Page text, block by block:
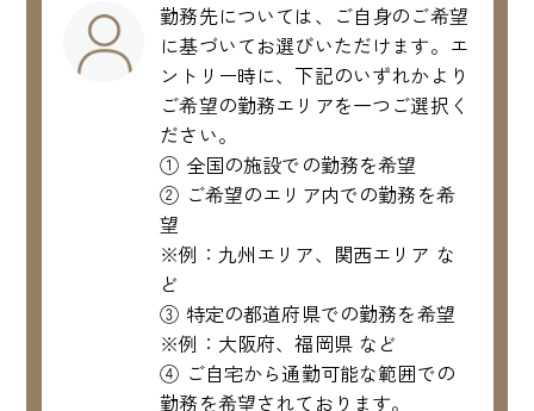
勤務先については、ご自身のご希望
に基づいてお選びいただけます。エ
ントリー時に、下記のいずれかより
ご希望の勤務エリアを一つご選択く
ださい。
① 全国の施設での勤務を希望
② ご希望のエリア内での勤務を希
望
※例：九州エリア、関西エリア な
ど
③ 特定の都道府県での勤務を希望
※例：大阪府、福岡県 など
④ ご自宅から通勤可能な範囲での
勤務を希望されております。